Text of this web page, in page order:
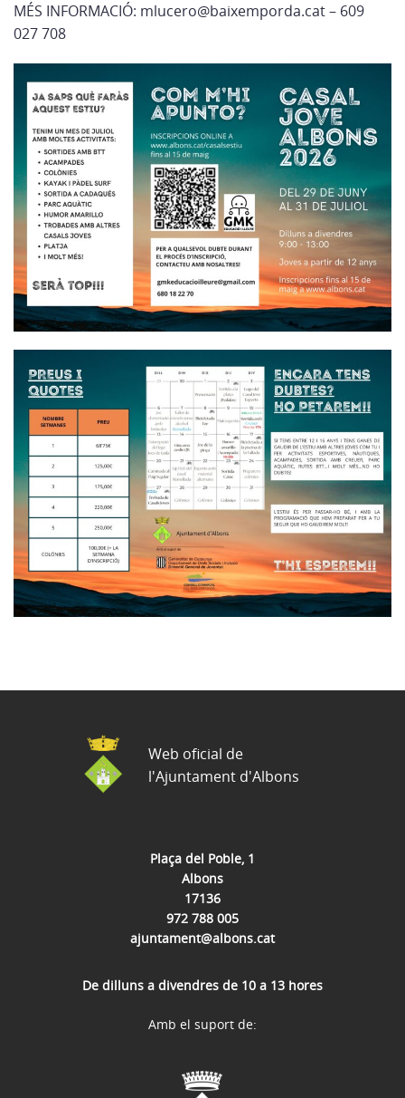
MÉS INFORMACIÓ: mlucero@baixemporda.cat – 609
027 708
Plaça del Poble, 1
Albons
17136
972 788 005
ajuntament@albons.cat
De dilluns a divendres de 10 a 13 hores
Web oficial de
l'Ajuntament d'Albons
Amb el suport de: